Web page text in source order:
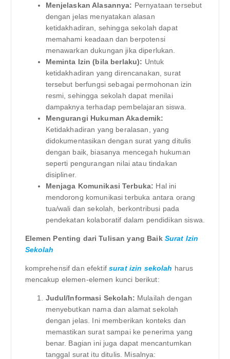
Menjelaskan Alasannya: Pernyataan tersebut
dengan jelas menyatakan alasan
ketidakhadiran, sehingga sekolah dapat
memahami keadaan dan berpotensi
menawarkan dukungan jika diperlukan.
Meminta Izin (bila berlaku): Untuk
ketidakhadiran yang direncanakan, surat
tersebut berfungsi sebagai permohonan izin
resmi, sehingga sekolah dapat menilai
dampaknya terhadap pembelajaran siswa.
Mengurangi Hukuman Akademik:
Ketidakhadiran yang beralasan, yang
didokumentasikan dengan surat yang ditulis
dengan baik, biasanya mencegah hukuman
seperti pengurangan nilai atau tindakan
disipliner.
Menjaga Komunikasi Terbuka: Hal ini
mendorong komunikasi terbuka antara orang
tua/wali dan sekolah, berkontribusi pada
pendekatan kolaboratif dalam pendidikan siswa.
Elemen Penting dari Tulisan yang Baik Surat Izin
Sekolah
komprehensif dan efektifsurat izin sekolah harus
mencakup elemen-elemen kunci berikut:
Judul/Informasi Sekolah: Mulailah dengan
menyebutkan nama dan alamat sekolah
dengan jelas. Ini memberikan konteks dan
memastikan surat sampai ke penerima yang
benar. Bagian ini juga dapat mencantumkan
tanggal surat itu ditulis. Misalnya: